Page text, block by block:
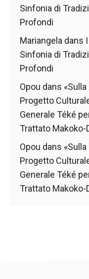
Sinfonia di
Profondi
Mariangela dans
Sinfonia di
Profondi
Opou dans
Progetto
Generale Téké
Trattato Makoko-
Opou dans
Progetto
Generale Téké
Trattato Makoko-